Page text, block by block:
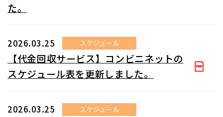
た。
2026.03.25 スケジュール
【代金回収サービス】コンビニネットの
スケジュール表を更新しました。
2026.03.25 スケジュール